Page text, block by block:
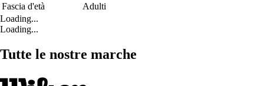
Fascia d'età
Adulti
Loading...
Loading...
Tutte le nostre marche